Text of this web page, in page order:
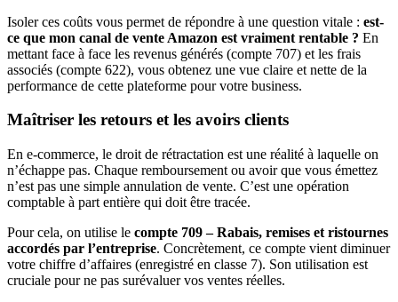
Isoler ces coûts vous permet de répondre à une question vitale : est-
ce que mon canal de vente Amazon est vraiment rentable ? En
mettant face à face les revenus générés (compte 707) et les frais
associés (compte 622), vous obtenez une vue claire et nette de la
performance de cette plateforme pour votre business.
Maîtriser les retours et les avoirs clients
En e-commerce, le droit de rétractation est une réalité à laquelle on
n’échappe pas. Chaque remboursement ou avoir que vous émettez
n’est pas une simple annulation de vente. C’est une opération
comptable à part entière qui doit être tracée.
Pour cela, on utilise le compte 709 – Rabais, remises et ristournes
accordés par l’entreprise. Concrètement, ce compte vient diminuer
votre chiffre d’affaires (enregistré en classe 7). Son utilisation est
cruciale pour ne pas surévaluer vos ventes réelles.